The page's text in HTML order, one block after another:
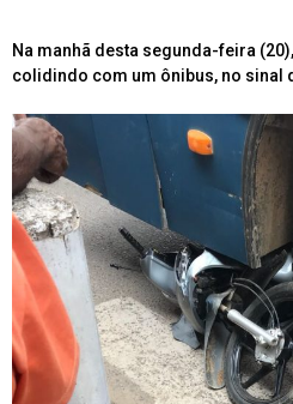
Na manhã desta segunda-feira
colidindo com um ônibus, no sinal